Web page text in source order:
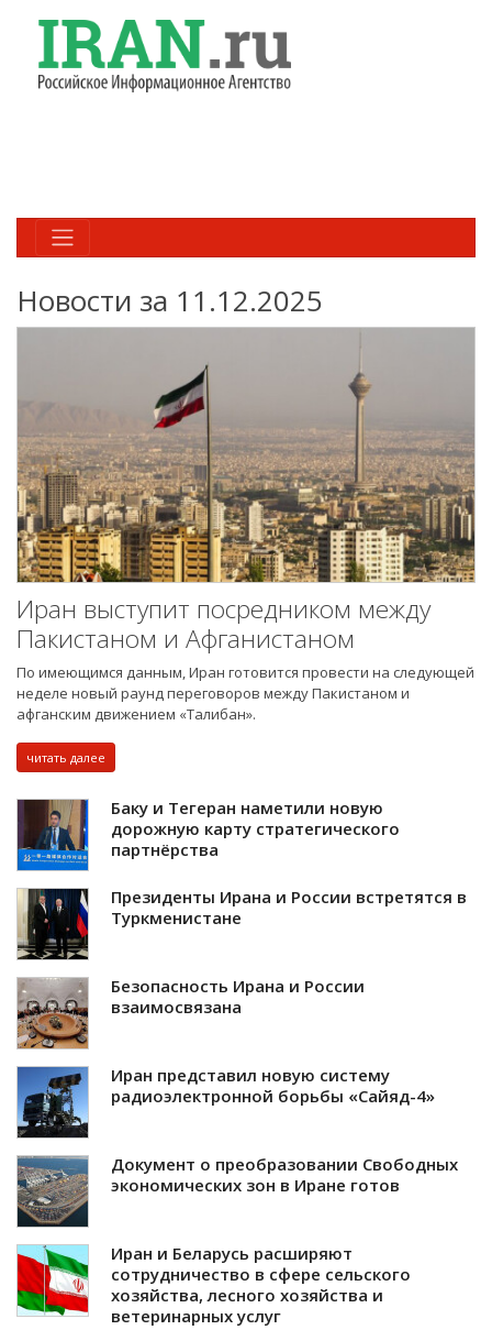
Новости за 11.12.2025
Иран выступит посредником между
Пакистаном и Афганистаном
По имеющимся данным, Иран готовится провести на следующей
неделе новый раунд переговоров между Пакистаном и
афганским движением «Талибан».
читать далее
Баку и Тегеран наметили новую
дорожную карту стратегического
партнёрства
Президенты Ирана и России встретятся в
Туркменистане
Безопасность Ирана и России
взаимосвязана
Иран представил новую систему
радиоэлектронной борьбы «Сайяд-4»
Документ о преобразовании Свободных
экономических зон в Иране готов
Иран и Беларусь расширяют
сотрудничество в сфере сельского
хозяйства, лесного хозяйства и
ветеринарных услуг